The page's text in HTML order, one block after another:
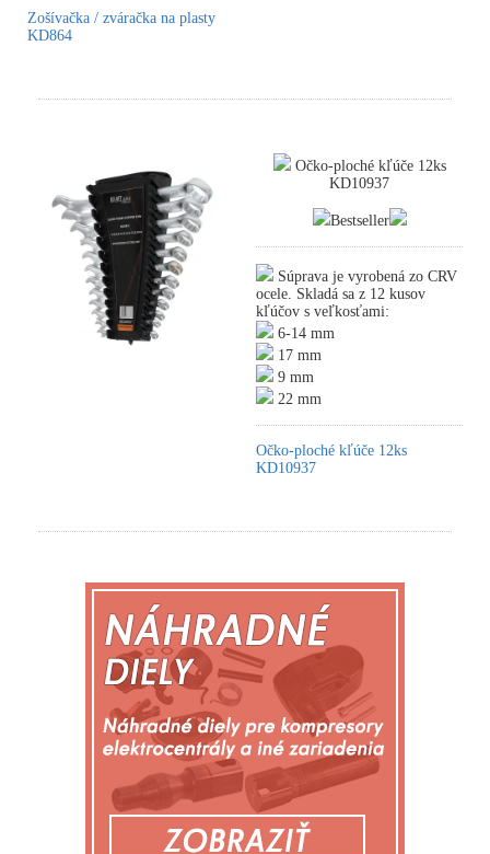
Zošívačka / zváračka na plasty
KD864
Očko-ploché kľúče 12ks
KD10937
Bestseller
Súprava je vyrobená zo CRV
ocele. Skladá sa z 12 kusov
kľúčov s veľkosťami:
6-14 mm
17 mm
9 mm
22 mm
Očko-ploché kľúče 12ks
KD10937